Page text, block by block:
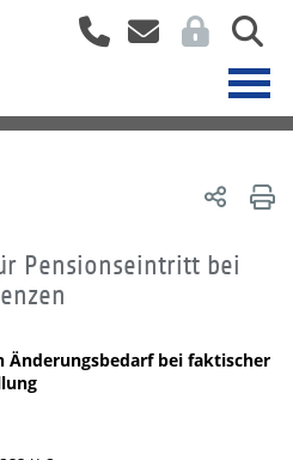
Pensionseintritt bei
Änderungsbedarf bei faktischer